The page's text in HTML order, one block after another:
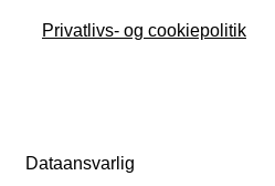
Privatlivs- og cookiepolitik
Dataansvarlig